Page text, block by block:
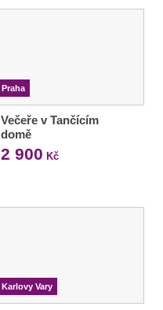
Praha
Večeře v Tančícím
domě
2 900 Kč
Karlovy Vary